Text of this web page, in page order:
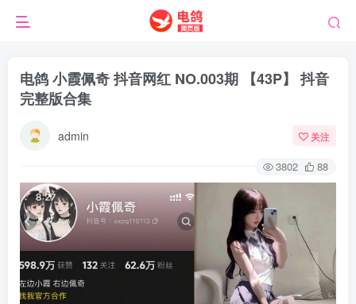
电鸽 小霞佩奇 抖音网红 NO.003期 【43P】 抖音
完整版合集
admin 关注
3802 88